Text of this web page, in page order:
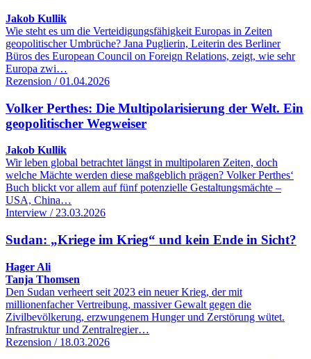
Jakob Kullik
Wie steht es um die Verteidigungsfähigkeit Europas in Zeiten
geopolitischer Umbrüche? Jana Puglierin, Leiterin des Berliner
Büros des European Council on Foreign Relations, zeigt, wie sehr
Europa zwi…
Rezension / 01.04.2026
Volker Perthes: Die Multipolarisierung der Welt. Ein
geopolitischer Wegweiser
Jakob Kullik
Wir leben global betrachtet längst in multipolaren Zeiten, doch
welche Mächte werden diese maßgeblich prägen? Volker Perthes‘
Buch blickt vor allem auf fünf potenzielle Gestaltungsmächte –
USA, China…
Interview / 23.03.2026
Sudan: „Kriege im Krieg“ und kein Ende in Sicht?
Hager Ali
Tanja Thomsen
Den Sudan verheert seit 2023 ein neuer Krieg, der mit
millionenfacher Vertreibung, massiver Gewalt gegen die
Zivilbevölkerung, erzwungenem Hunger und Zerstörung wütet.
Infrastruktur und Zentralregier…
Rezension / 18.03.2026